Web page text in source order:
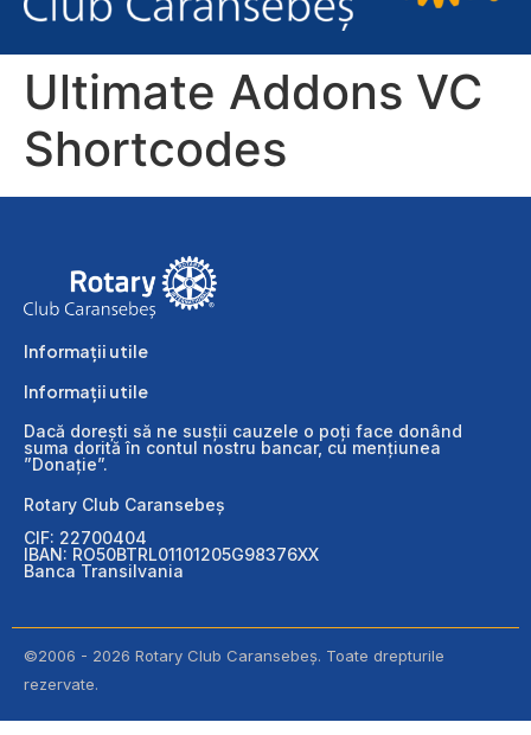
Ultimate Addons VC
Shortcodes
Informații utile
Informații utile
Dacă dorești să ne susții cauzele o poți face donând
suma dorită în contul nostru bancar, cu mențiunea
”Donație”.
Rotary Club Caransebeș
CIF: 22700404
IBAN: RO50BTRL01101205G98376XX
Banca Transilvania
©2006 - 2026 Rotary Club Caransebeș. Toate drepturile
rezervate.